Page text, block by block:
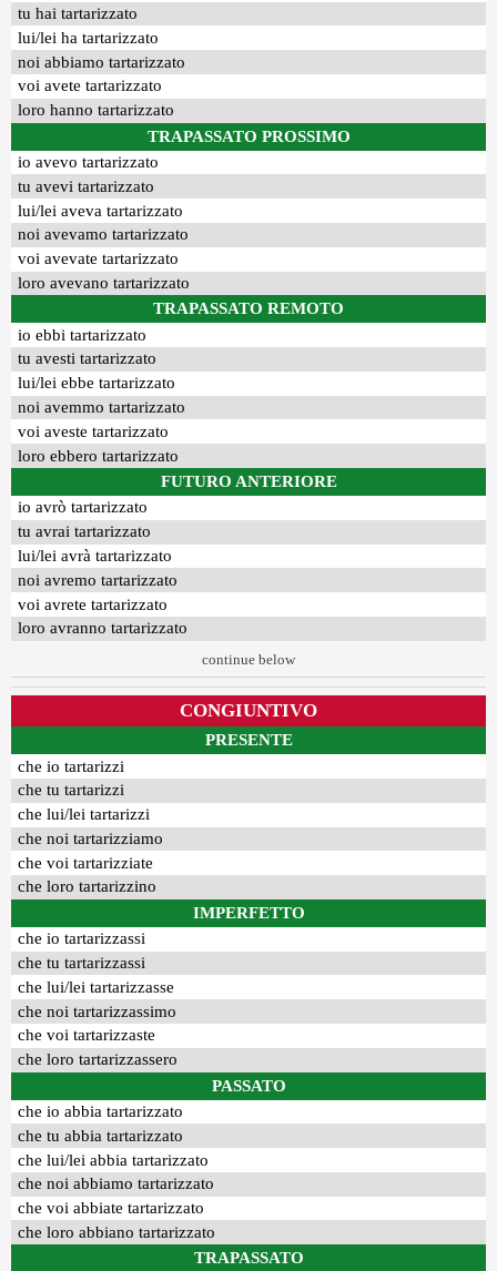
tu hai tartarizzato
lui/lei ha tartarizzato
noi abbiamo tartarizzato
voi avete tartarizzato
loro hanno tartarizzato
TRAPASSATO PROSSIMO
io avevo tartarizzato
tu avevi tartarizzato
lui/lei aveva tartarizzato
noi avevamo tartarizzato
voi avevate tartarizzato
loro avevano tartarizzato
TRAPASSATO REMOTO
io ebbi tartarizzato
tu avesti tartarizzato
lui/lei ebbe tartarizzato
noi avemmo tartarizzato
voi aveste tartarizzato
loro ebbero tartarizzato
FUTURO ANTERIORE
io avrò tartarizzato
tu avrai tartarizzato
lui/lei avrà tartarizzato
noi avremo tartarizzato
voi avrete tartarizzato
loro avranno tartarizzato
continue below
CONGIUNTIVO
PRESENTE
che io tartarizzi
che tu tartarizzi
che lui/lei tartarizzi
che noi tartarizziamo
che voi tartarizziate
che loro tartarizzino
IMPERFETTO
che io tartarizzassi
che tu tartarizzassi
che lui/lei tartarizzasse
che noi tartarizzassimo
che voi tartarizzaste
che loro tartarizzassero
PASSATO
che io abbia tartarizzato
che tu abbia tartarizzato
che lui/lei abbia tartarizzato
che noi abbiamo tartarizzato
che voi abbiate tartarizzato
che loro abbiano tartarizzato
TRAPASSATO